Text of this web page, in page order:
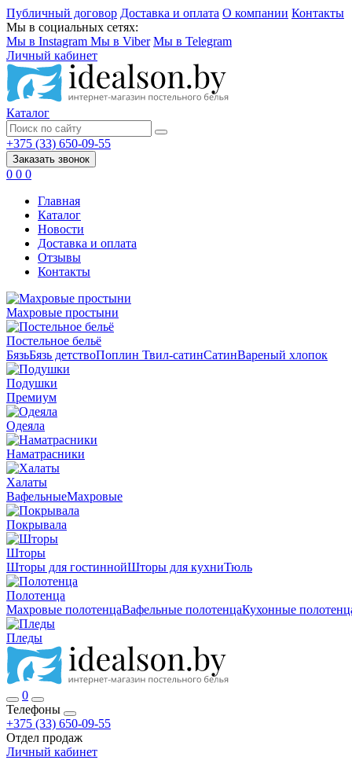
Публичный договор Доставка и оплата О компании Контакты
Мы в социальных сетях:
Мы в Instagram Мы в Viber Мы в Telegram
Личный кабинет
Каталог
+375 (33) 650-09-55
Заказать звонок
0 0 0
Главная
Каталог
Новости
Доставка и оплата
Отзывы
Контакты
Махровые простыни
Постельное бельё
БязьБязь детствоПоплин Твил-сатинСатинВареный хлопок
Подушки
Премиум
Одеяла
Наматрасники
Халаты
ВафельныеМахровые
Покрывала
Шторы
Шторы для гостиннойШторы для кухниТюль
Полотенца
Махровые полотенцаВафельные полотенцаКухонные
Пледы
0
Телефоны
+375 (33) 650-09-55
Отдел продаж
Личный кабинет